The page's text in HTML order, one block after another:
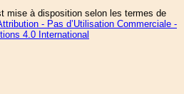
mise à disposition selon les termes de
- Pas d’Utilisation Commerciale -
4.0 International